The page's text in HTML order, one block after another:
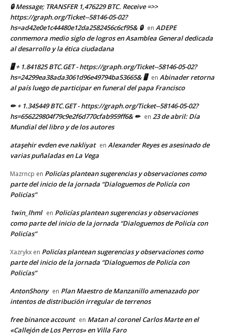
🔒 Message; TRANSFER 1,476229 BTC. Receive =>>
https://graph.org/Ticket--58146-05-02?
hs=ad42e0e1c44480e12da2582456c6cf95& 🔒 en ADEPE
conmemora medio siglo de logros en Asamblea General dedicada
al desarrollo y la ética ciudadana
🖥 + 1.841825 BTC.GET - https://graph.org/Ticket--58146-05-02?
hs=24299ea38ada3061d96e49794ba53665& 🖥 en Abinader retorna
al país luego de participar en funeral del papa Francisco
✏ + 1.345449 BTC.GET - https://graph.org/Ticket--58146-05-02?
hs=656229804f79c9e2f6d770cfab959ff6& ✏ en 23 de abril: Día
Mundial del libro y de los autores
ataşehir evden eve nakliyat en Alexander Reyes es asesinado de
varias puñaladas en La Vega
Mazrncp en Policías plantean sugerencias y observaciones como
parte del inicio de la jornada “Dialoguemos de Policía con
Policías”
1win_lhml en Policías plantean sugerencias y observaciones
como parte del inicio de la jornada “Dialoguemos de Policía con
Policías”
Xazrykx en Policías plantean sugerencias y observaciones como
parte del inicio de la jornada “Dialoguemos de Policía con
Policías”
AntonShony en Plan Maestro de Manzanillo amenazado por
intentos de distribución irregular de terrenos
free binance account en Matan al coronel Carlos Marte en el
«Callejón de Los Perros» en Villa Faro